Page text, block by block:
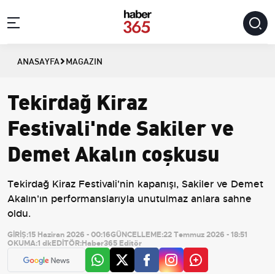
ANASAYFA MAGAZIN
Tekirdağ Kiraz
Festivali'nde Sakiler ve
Demet Akalın coşkusu
Tekirdağ Kiraz Festivali'nin kapanışı, Sakiler ve Demet
Akalın'ın performanslarıyla unutulmaz anlara sahne
oldu.
GİRİŞ:15 Haziran 2026 - 00:16GÜNCELLEME:22 Temmuz 2026 - 18:51
OKUMA:1 dkEDİTÖR:Haber365 Editör